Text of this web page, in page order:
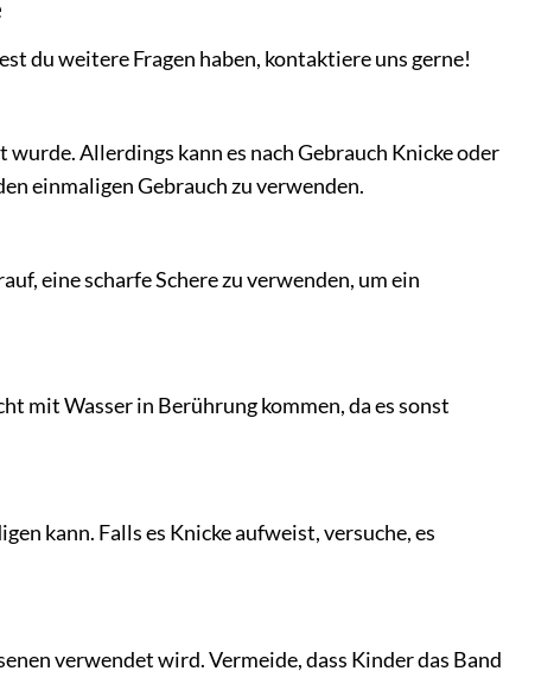
du weitere Fragen haben, kontaktiere uns gerne!
Allerdings kann es nach Gebrauch Knicke oder
einmaligen Gebrauch zu verwenden.
eine scharfe Schere zu verwenden, um ein
mit Wasser in Berührung kommen, da es sonst
kann. Falls es Knicke aufweist, versuche, es
verwendet wird. Vermeide, dass Kinder das Band